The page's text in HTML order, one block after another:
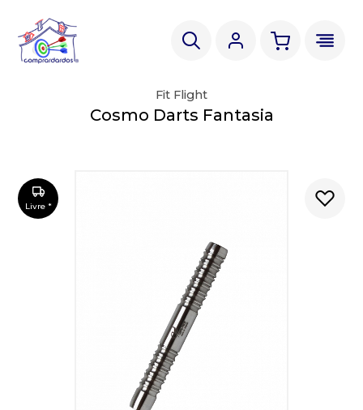
Livre *
Fit Flight
Cosmo Darts Fantasia